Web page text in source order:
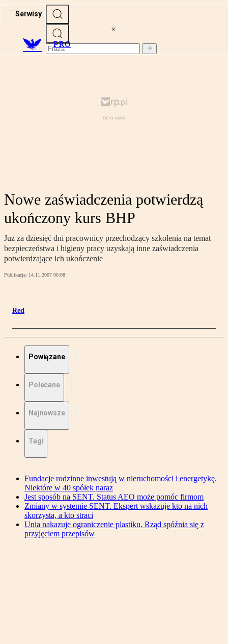
Serwisy
PRO
Nowe zaświadczenia potwierdzą
ukończony kurs BHP
Już za dziesięć dni pracownicy przechodzący szkolenia na temat
bezpieczeństwa i higieny pracy uzyskają inne zaświadczenia
potwierdzające ich ukończenie
Publikacja: 14.11.2007 00:08
Red
Powiązane
Polecane
Najnowsze
Tagi
Fundacje rodzinne inwestują w nieruchomości i energetykę.
Niektóre w 40 spółek naraz
Jest sposób na SENT. Status AEO może pomóc firmom
Zmiany w systemie SENT. Ekspert wskazuje kto na nich
skorzysta, a kto straci
Unia nakazuje ograniczenie plastiku. Rząd spóźnia się z
przyjęciem przepisów